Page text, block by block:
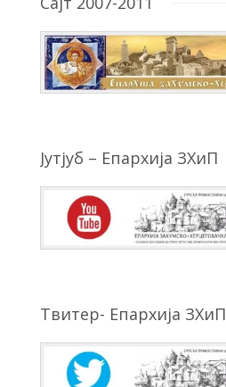
Јутјуб – Епархија ЗХиП
Твитер- Епархија ЗХиП